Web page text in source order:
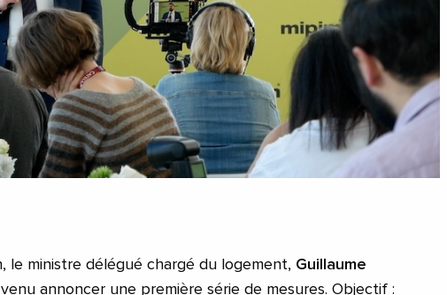
le ministre délégué chargé du logement, Guillaume
annoncer une première série de mesures. Objectif :